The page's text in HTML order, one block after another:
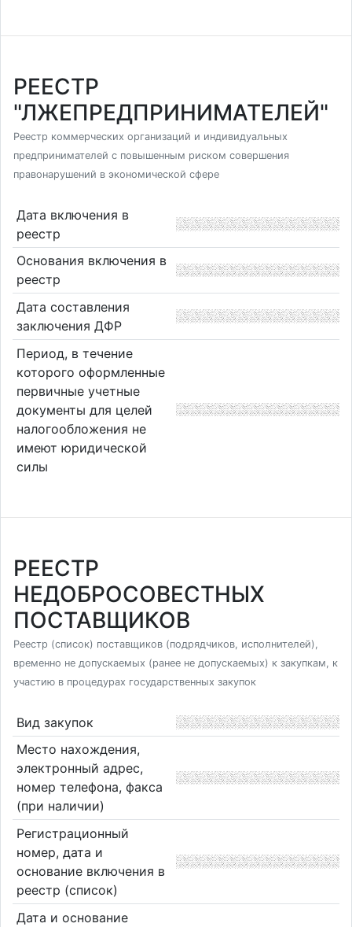
РЕЕСТР
"ЛЖЕПРЕДПРИНИМАТЕЛЕЙ"
Реестр коммерческих организаций и индивидуальных
предпринимателей с повышенным риском совершения
правонарушений в экономической сфере
Дата включения в
реестр
Основания включения в
реестр
Дата составления
заключения ДФР
Период, в течение
которого оформленные
первичные учетные
документы для целей
налогообложения не
имеют юридической
силы
РЕЕСТР
НЕДОБРОСОВЕСТНЫХ
ПОСТАВЩИКОВ
Реестр (список) поставщиков (подрядчиков, исполнителей),
временно не допускаемых (ранее не допускаемых) к закупкам, к
участию в процедурах государственных закупок
Вид закупок
Место нахождения,
электронный адрес,
номер телефона, факса
(при наличии)
Регистрационный
номер, дата и
основание включения в
реестр (список)
Дата и основание